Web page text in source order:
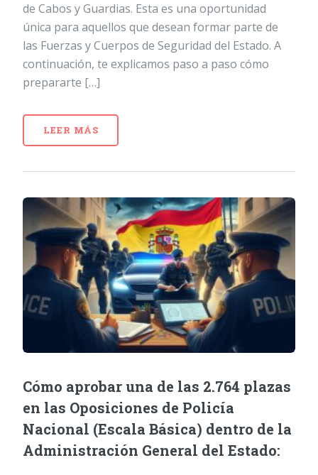
de Cabos y Guardias. Esta es una oportunidad
única para aquellos que desean formar parte de
las Fuerzas y Cuerpos de Seguridad del Estado. A
continuación, te explicamos paso a paso cómo
prepararte […]
LEER MÁS
Cómo aprobar una de las 2.764 plazas
en las Oposiciones de Policía
Nacional (Escala Básica) dentro de la
Administración General del Estado: